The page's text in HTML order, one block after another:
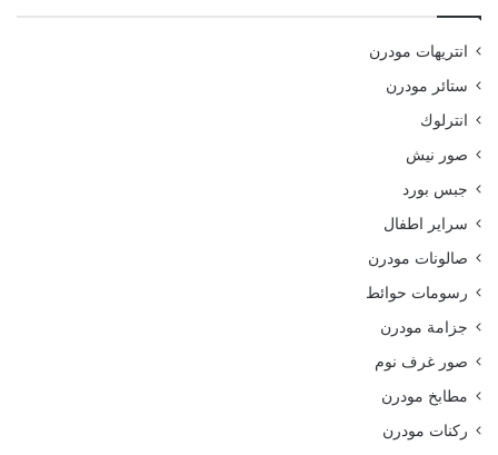
انتريهات مودرن
ستائر مودرن
انترلوك
صور نيش
جبس بورد
سراير اطفال
صالونات مودرن
رسومات حوائط
جزامة مودرن
صور غرف نوم
مطابخ مودرن
ركنات مودرن